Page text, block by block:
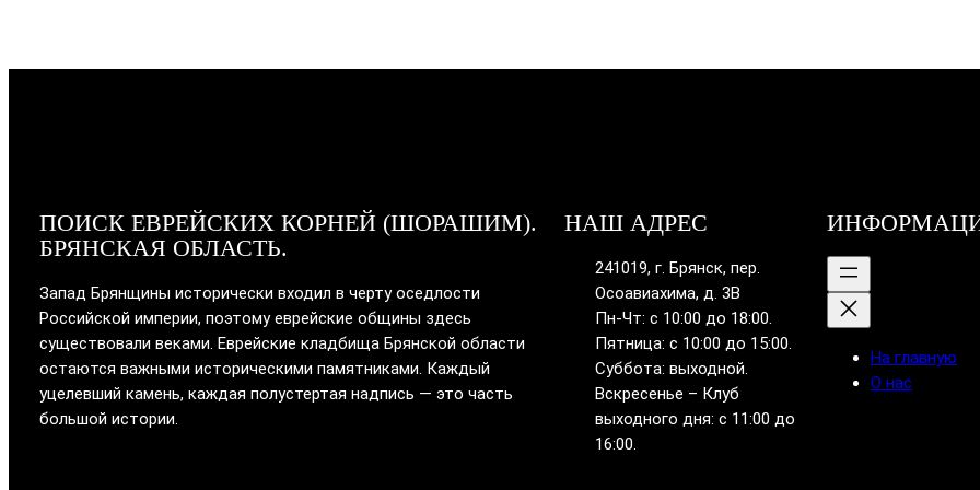
ПОИСК ЕВРЕЙСКИХ КОРНЕЙ (ШОРАШИМ).
БРЯНСКАЯ ОБЛАСТЬ.
Запад Брянщины исторически входил в черту оседлости
Российской империи, поэтому еврейские общины здесь
существовали веками. Еврейские кладбища Брянской области
остаются важными историческими памятниками. Каждый
уцелевший камень, каждая полустертая надпись — это часть
большой истории.
НАШ АДРЕС
241019, г. Брянск, пер.
Осоавиахима, д. 3В
Пн-Чт: с 10:00 до 18:00.
Пятница: с 10:00 до 15:00.
Суббота: выходной.
Вскресенье – Клуб
выходного дня: с 11:00 до
16:00.
На главную
О нас